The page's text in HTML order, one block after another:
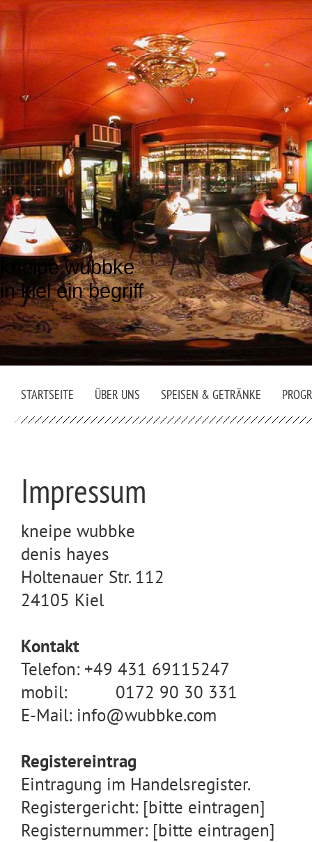
kneipe wubbke
in kiel ein begriff
STARTSEITE ÜBER UNS SPEISEN & GETRÄNKE
Impressum
kneipe wubbke
denis hayes
Holtenauer Str. 112
24105 Kiel
Kontakt
Telefon: +49 431 69115247
mobil: 0172 90 30 331
E-Mail: info@wubbke.com
Registereintrag
Eintragung im Handelsregister.
Registergericht: [bitte eintragen]
Registernummer: [bitte eintragen]